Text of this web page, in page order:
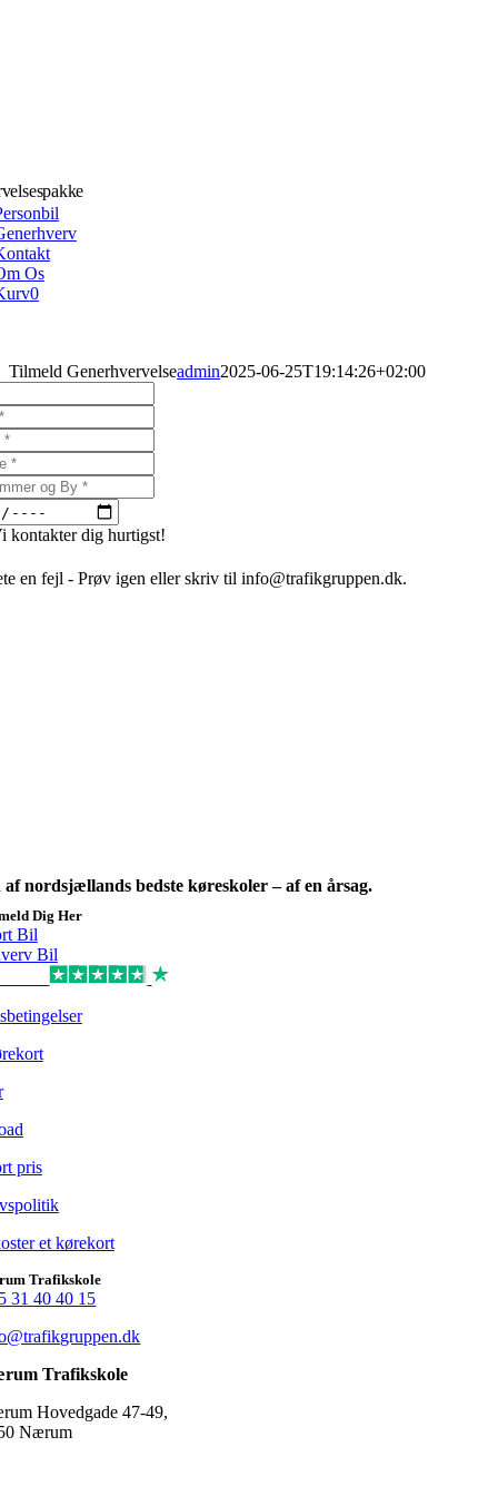
Os
0
Tilmeld Generhvervelseadmin2025-06-25T19:14:26+02:00
kontakter dig hurtigst!
en fejl - Prøv igen eller skriv til info@trafikgruppen.dk.
af nordsjællands bedste køreskoler – af en årsag.
Dig Her
Bil
Bil
pris
et kørekort
Trafikskole
31 40 40 15
Trafikskole
Hovedgade 47-49,
Nærum